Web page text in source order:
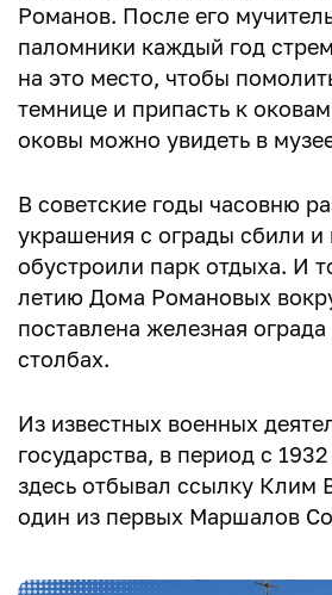
Романов. После его
паломники каждый год
на это место, чтобы
темнице и припасть к
оковы можно увидеть в
В советские годы часовню
украшения с ограды сбили и
обустроили парк отдыха. И
летию Дома Романовых
поставлена железная
столбах.
Из известных военных
государства, в период с
здесь отбывал ссылку Клим
один из первых Маршалов